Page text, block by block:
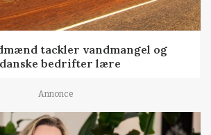
tackler vandmangel og
bedrifter lære
Annonce